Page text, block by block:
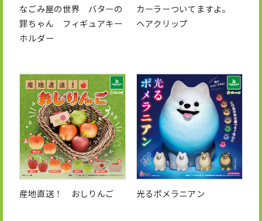
なごみ屋の世界 バターの
罪ちゃん フィギュアキー
ホルダー
カーラーついてますよ。
ヘアクリップ
産地直送！ おしりんご 光るポメラニアン